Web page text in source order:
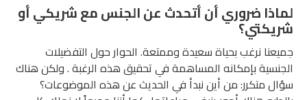
لماذا ضروري أن أتحدث عن الجنس مع شريكي أو
شريكتي؟
جميعنا نرغب بحياة سعيدة وممتعة. الحوار حول التفضيلات
الجنسية بإمكانه المساهمة في تحقيق هذه الرغبة . ولكن هناك
سؤال متكرر: من أين نبدأ في الحديث عن هذه الموضوعات؟